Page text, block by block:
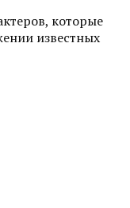
которые
известных